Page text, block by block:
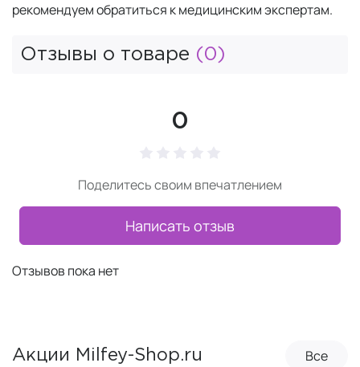
рекомендуем обратиться к медицинским экспертам.
Отзывы о товаре (0)
0
Поделитесь своим впечатлением
Написать отзыв
Отзывов пока нет
Акции Milfey-Shop.ru Все